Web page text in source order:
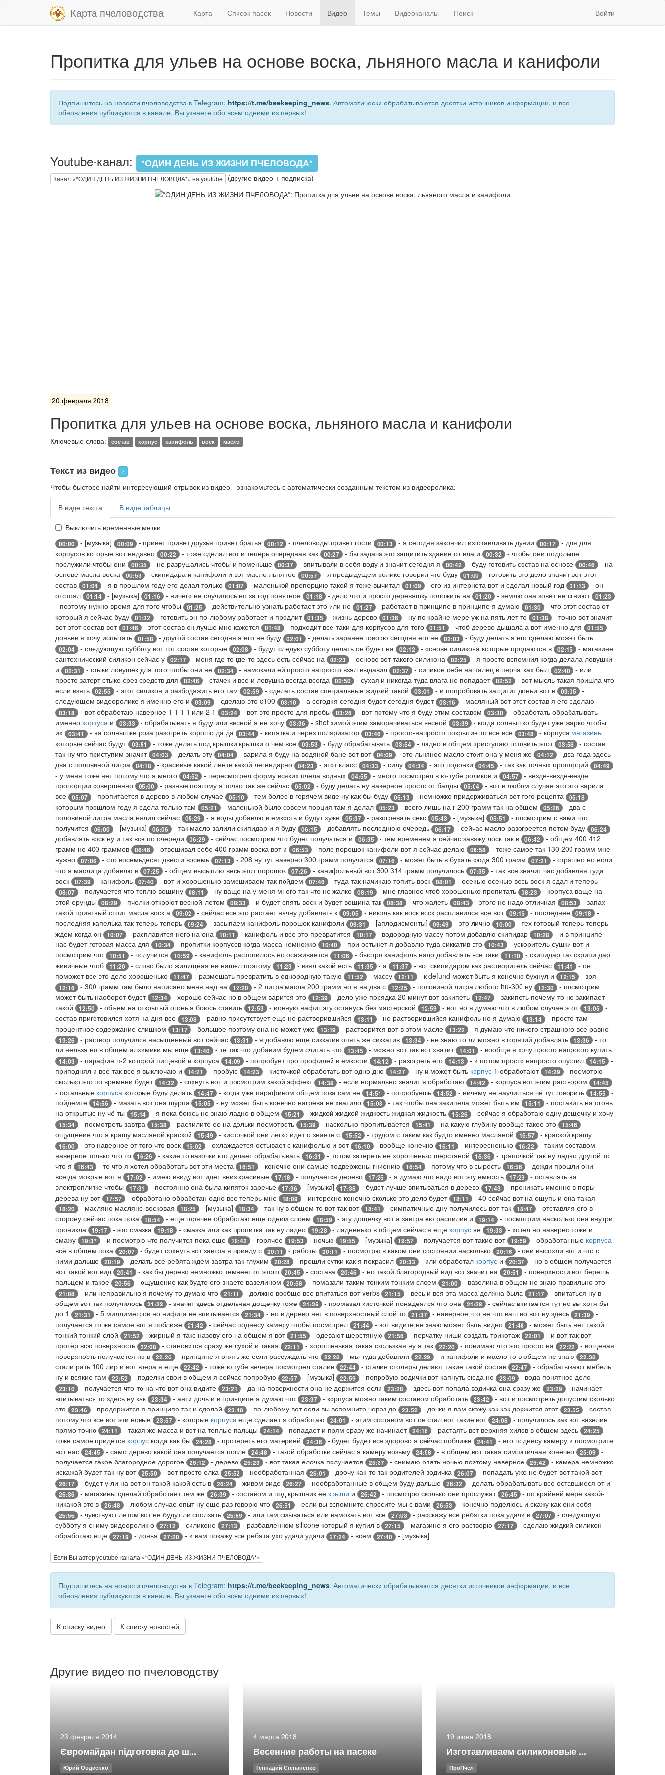
Карта пчеловодства Карта Список пасек Новости Видео Темы Видеоканалы Поиск Войти
Пропитка для ульев на основе воска, льняного масла и канифоли
Подпишитесь на новости пчеловодства в Telegram: https://t.me/beekeeping_news. Автоматически обрабатываются десятки источников информации, и все
обновления публикуются в канале. Вы узнаете обо всем одними из первых!
Youtube-канал: *ОДИН ДЕНЬ ИЗ ЖИЗНИ ПЧЕЛОВОДА*
Канал «*ОДИН ДЕНЬ ИЗ ЖИЗНИ ПЧЕЛОВОДА*» на youtube (другие видео + подписка)
20 февраля 2018
Пропитка для ульев на основе воска, льняного масла и канифоли
Ключевые слова: состав корпус канифоль воск масло
Текст из видео ?
Чтобы быстрее найти интересующий отрывок из видео - ознакомьтесь с автоматически созданным текстом из видеоролика:
В виде текста В виде таблицы
Выключить временные метки
00:00 - [музыка] 00:09 - привет привет друзья привет братья 00:12 - пчеловоды привет гости 00:13 - я сегодня закончил изготавливать дунии 00:17
- для для
корпусов которые вот недавно
00:22 - тоже сделал вот и теперь очередная как 00:27 - бы задача это защитить здание от влаги 00:32
- чтобы они подольше
послужили чтобы они
00:35 - не разрушались чтобы и поменьше 00:37 - впитывали в себя воду и значит сегодня я 00:42 - буду готовить состав на основе 00:46
- на
основе масла воска
00:53 - скипидара и канифоли и вот масло льняное 00:57 - я предыдущем ролике говорил что буду 01:00
- готовить это дело значит вот этот
состав
01:04 - я в прошлом году его делал только 01:07 - маленькой пропорцию такой я тоже вычитал 01:09 - его из интернета вот и сделал новый год 01:13
- он
отстоял
01:14 - [музыка] 01:16 - ничего не случилось но за год понятное 01:18 - дело что и просто деревяшку положить на 01:20 - землю она зовет не сгниют 01:23
- поэтому нужно время для того чтобы 01:25 - действительно узнать работает это или не 01:27 - работает в принципе в принципе я думаю 01:30
- что этот состав от
который я сейчас буду
01:32 - готовить он по-любому работает и продлит 01:35 - жизнь дерево 01:36 - ну по крайне мере уж на пять лет то 01:38
- точно вот значит
вот этот состав вот 01:46 - этот состав он лучше мне кажется 01:48 - подходит все-таки для корпусов для того 01:51 - чтоб дерево дышала а вот именно для 01:55
-
доньев я хочу испытать
01:58 - другой состав сегодня я его не буду 02:01 - делать заранее говорю сегодня его не 02:03 - буду делать я его сделаю может быть
02:04 - следующую субботу вот тот состав которые 02:08 - будут следую субботу делать он будет на 02:12 - основе силикона которые продаются в 02:15
- магазине
сантехнический силикон сейчас у
02:17 - меня где то где-то здесь есть сейчас на 02:23 - основе вот такого силикона 02:25
- я просто вспомнил когда делала ловушки
и
02:31 - стыки ловушек для того чтобы они не 02:34 - намокали ей просто напросто взял выдавил 02:37 - силикон себе на палец в перчатках был 02:40
- или
просто затерт стыке срез средств для
02:46 - стачек и все и ловушка всегда всегда 02:50 - сухая и никогда туда влага не попадает 02:52
- вот мысль такая пришла что
если взять
02:55 - этот силикон и разбодяжить его там 02:59 - сделать состав специальные жидкий такой 03:01 - и попробовать защитит доньи вот в 03:05
-
следующем видеоролике я именно его и
03:09 - сделаю это c100 03:10 - а сегодня сегодня будет сегодня будет 03:16 - масляный вот этот состав я его сделаю
03:18 - вот обработаю наверное 1 1 1 1 или 2 1 03:24 - вот это просто для пробы 03:26 - вот потому что я буду этим составом 03:30
- обработать обрабатывать
именно корпуса и 03:33 - обрабатывать я буду или весной я не хочу 03:36 - shot зимой этим заморачиваться весной 03:39
- когда солнышко будет уже жарко чтобы
их
03:41 - на солнышке роза разогреть хорошо да да 03:44 - кипятка и через поляризатор 03:46 - просто-напросто покрытие то все все 03:48 - корпуса магазины
которые сейчас будут 03:51 - тоже делать под крышки крышки о чем все 03:53 - буду обрабатывать 03:54 - ладно в общем приступаю готовить этот 03:58
- состав
так ну что приступим значит 04:03 - делать эту 04:04 - варила я буду на водяной бане вот вот 04:09 - это льняное масло стоит она у меня же 04:12
- два года здесь
два с половиной литра
04:18 - красивые какой ленте какой легендарно 04:23 - этот класс 04:33 - силу 04:34 - это подонки 04:45 - так как точных пропорций 04:49
- у меня тоже нет потому что я много 04:52 - пересмотрел форму всяких пчела водных 04:55 - много посмотрел в ю-тубе роликов и 04:57
- везде-везде-везде
пропорции совершенно
05:00 - разные поэтому я точно так же сейчас 05:02 - буду делать ну наверное просто от балды 05:04
- вот в любом случае это это варила
все
05:07 - пропитается в дерево в любом случае 05:10 - тем более в горячем виде ну как бы буду 05:13 - немножко придерживаться вот того рецепта 05:18
-
которым прошлом году я одела только там
05:21 - маленькой было совсем порция там я делал 05:23 - всего лишь на r 200 грамм так на общем 05:26
- два с
половиной литра масла налил сейчас
05:29 - я воды добавлю в емкость и будут хуже 05:37 - разогревать секс 05:43 - [музыка] 05:51
- посмотрим с вами что
получится
06:00 - [музыка] 06:06 - так масло залили скипидар и я буду 06:15 - добавлять последнюю очередь 06:17 - сейчас масло разогреется потом буду 06:24
-
добавлять воск ну и так все по очереди
06:29 - сейчас посмотрим что будет получаться и 06:35 - тем временем я сейчас завяжу лоск так в 06:42
- общем 400 412
грамм но 400 граммов
06:46 - отвешивал себе 400 грамм воска вот и 06:53 - поле порошок канифоли вот я сейчас делаю 06:58
- тоже самое так 130 200 грамм мне
нужно
07:06 - сто восемьдесят двести восемь 07:13 - 208 ну тут наверно 300 грамм получится 07:16 - может быть в бухать сюда 300 грамм 07:21
- страшно но если
что я маслица добавлю в
07:25 - общем высыплю весь этот порошок 07:26 - канифольный вот 300 314 грамм получилось 07:35
- так все значит час добавляя туда
воск
07:39 - канифоль 07:40 - вот и хорошенько замешиваем так пойдем 07:46 - туда так начинаю топить воск 08:01 - осенью осенью весь воск я сдал и теперь
08:07 - получается что топлю вощину 08:11 - ну ваще на у меня много так что не жалко 08:19 - мне главное чтоб хорошенько пропитать 08:23
- корпуса ваще на
этой ерунды
08:29 - пчелки откроют весной-летом 08:33 - и будет опять воск и будет вощина так 08:38 - что жалеть 08:43 - этого не надо отличная 08:53
- запах
такой приятный стоит масла воск а
09:02 - сейчас все это растает начну добавлять к 09:05 - николь как воск воск расплавился все вот 09:16 - последнее 09:18
-
последняя капелька так теперь теперь
09:24 - засыпаем канифоль порошок канифоли 09:31 - [аплодисменты] 09:49 - это лично 10:00
- тех готовый теперь теперь
ждем когда он
10:07 - расплавится него на она 10:11 - канифоль и все это превратится 10:17 - водородную массу потом добавлю скипидар 10:28
- и в принципе
нас будет готовая масса для
10:34 - пропитки корпусов когда масса немножко 10:40 - при остынет я добавлю туда сиккатив это 10:43
- ускоритель сушки вот и
посмотрим что
10:51 - получится 10:59 - канифоль растопилось но осаживается 11:06 - быстро канифоль надо добавлять все таки 11:10
- скипидар так скрипи дар
живичные чтоб
11:20 - слово было жилищная не нашел поэтому 11:23 - взял какой есть 11:35 - а 11:37 - вот скипидаром как растворитель сейчас 11:41
- он
поможет все это дело хорошенько
11:47 - размешать превратить в однородную такую 11:52 - массу 12:11 - к defund может быть я конечно бухнул и 12:15 - зря
12:16 - 300 грамм там было написано меня над на 12:20 - 2 литра масла 200 грамм но я на два с 12:25 - половиной литра любого hu-300 ну 12:30
- посмотрим
может быть наоборот будет 12:34 - хорошо сейчас но в общем варится это 12:39 - дело уже порядка 20 минут вот закипеть 12:47
- закипеть почему-то не закипает
такой
12:50 - объем на открытый огонь я боюсь ставить 12:53 - ионную нафиг эту останусь без мастерской 12:59 - вот но я думаю что в любом случае этот 13:05
-
состав приготовился хотя на дня все
13:08 - равно присутствует еще не растворившийся 13:11 - не растворившийся канифоль но я думаю 13:14
- просто там
процентное содержание слишком
13:17 - большое поэтому она не может уже 13:19 - растворится вот в этом масле 13:22 - я думаю что ничего страшного все равно
13:26 - раствор получился насыщенный вот сейчас 13:31 - я добавлю еще сиккатив опять же сиккатив 13:34 - не знаю то ли можно в горячий добавлять 13:36
- то
ли нельзя но в общем алхимики мы еще
13:40 - те так что добавим будем считать что 13:45 - можно вот так вот хватит 14:01 - вообще я хочу просто напросто купить
14:03 - парафин п-2 которой пищевой и корпуса 14:09 - попробует про профилей в емкости 14:12 - разогреть его 14:13 - и потом просто напросто опустил 14:15
-
приподнял и все так все я выключаю и
14:21 - пробую 14:23 - кисточкой обработать вот одно дно 14:27 - ну и может быть корпус 1 обработают 14:29
- посмотрю
сколько это по времени будет 14:32 - сохнуть вот и посмотрим какой эффект 14:38 - если нормально значит я обработаю 14:42 - корпуса вот этим раствором 14:45
- остальные корпуса которые буду делать 14:47 - когда уже парафином общем пока сам не 14:51 - попробуешь 14:52 - ничему не научишься чё тут говорить 14:55
-
пойдемте
14:56 - мазать вот она шурпа 15:05 - ну может быть конечно нагрева не хватило 15:08 - так чтобы она закипела может быть им 15:11
- поставить на огонь
на открытые ну чё ты
15:14 - я пока боюсь не знаю ладно в общем 15:21 - жидкой жидкой жидкость жидкая жидкость 15:26 - сейчас я обработаю одну дощечку и хочу
15:34 - посмотреть завтра 15:38 - распилите ее на дольки посмотреть 15:39 - насколько пропитывается 15:41 - на какую глубину вообще такое это 15:46
-
ощущение что я крашу масляной краской
15:49 - кисточкой они легко идет о знаете с 15:52 - трудом с таким как будто именно масляной 15:57 - краской крашу
16:00 - это наверное от того что воск 16:02 - охлаждается остывает с канифолью и вот 16:10 - вообще конечно 16:11 - интересненько 16:22
- таким составом
наверное только что то
16:26 - какие то вазочки кто делает обрабатывать 16:31 - потом затереть ее хорошенько шерстяной 16:36
- тряпочкой так ну ладно другой то
что я
16:43 - то что я хотел обработать вот эти места 16:51 - конечно они самые подвержены гниению 16:54 - потому что в сырость 16:56
- дожди прошли они
всегда мокрые вот я
17:02 - имею ввиду вот идет вниз красивые 17:18 - получается дерево 17:25 - я думаю что надо вот эту емкость 17:29
- оставлять на
электроплитке чтобы
17:31 - постоянно она была кипяток заречье 17:36 - [музыка] 17:38 - будет лучше впитываться в дерево 17:43
- проникать именно в поры
дерева ну вот 17:57 - обработано обработан одно все теперь мне 18:09 - интересно конечно сколько это дело будет 18:11 - 40 сейчас вот на ощупь и она такая
18:20 - масляно масляно-восковая 18:25 - [музыка] 18:34 - так ну в общем то вот так вот 18:41 - симпатичные дну получилось вот так 18:47
- отставляя его в
сторону сейчас пока пока
18:54 - еще горячее обработаю еще одним слоем 18:59 - эту дощечку вот а завтра ею распилив и 19:14
- посмотрим насколько она внутри
проникла
19:17 - это смазка 19:18 - смазка или как пропитка так ну ладно 19:28 - ладненько в общем сейчас я еще корпус не 19:33
- хотел но наверно тоже и
смажу
19:37 - и посмотрю что получится пока еще 19:42 - горячее 19:53 - ночью 19:55 - [музыка] 19:57 - получается вот такие вот 19:59 - обработанные корпуса
всё в общем пока
20:07 - будет сохнуть вот завтра я приеду с 20:11 - работы 20:11 - посмотрю в каком они состоянии насколько 20:16
- они высохли вот и что с
ними дальше
20:19 - делать все ребята ждем завтра так глухим 20:28 - прошли сутки как я покрасил 20:33 - или обработал корпус и 20:37
- но в общем получается
вот такой вот вид
20:41 - как бы дерево немножко темнеет от этого 20:45 - состава 20:46 - но такой благородный вид вот значит на 20:51
- поверхности вот берешь
пальцем и такое
20:56 - ощущение как будто его знаете вазелином 20:58 - помазали таким тонким тонким слоем 21:00 - вазелина в общем не знаю правильно это
21:08 - или неправильно я почему-то думаю что 21:11 - должно вообще все впитаться вот verbs 21:15 - весь и вся эта масса должна была 21:17
- впитаться ну в
общем вот так получилось
21:23 - значит здесь отдельная дощечку тоже 21:25 - промазал кисточкой понадеялся что она 21:28
- сейчас впитается тут но вы хотя бы
до 1
21:31 - 5 миллиметров но нифига не впитывается 21:34 - но в дерево нет в поверхностный слой то 21:37 - наверное что не что ваш но вот ну здесь 21:39
-
получается то же самое вот я поближе
21:42 - сейчас поднесу камеру чтобы посмотрел 21:44 - вот видите не знаю может быть видно 21:48
- может быть нет такой
тонкий тонкий слой
21:52 - жирный я такс назову его на общем я вот 21:55 - одевают шерстяную 21:56 - перчатку ниши создать трикотаж 22:01
- и вот так вот
протёр всю поверхность
22:08 - становится сразу же сухой и такая 22:11 - хорошенькая такая скользкая ну я так 22:20 - понимаю что это просто на 22:22
- вощеная
поверхность получается но в
22:26 - принципе я опять же если рассуждать что 22:28 - мы туда добавили 22:29 - и канифоли и масло то в общем не знаю 22:38
-
стали рать 100 лир и вот вчера я еще
22:42 - тоже ю тубе вечера посмотрел сталин 22:44 - сталин столяры делают такие такой состав 22:47
- обрабатывают мебель
ну и всякие там
22:52 - поделки свои в общем я сейчас попробую 22:57 - [музыка] 22:59 - попробую водички вот капнуть сюда но 23:09 - вода понятное дело
23:10 - получается что-то на что вот она видите 23:21 - да на поверхности она не держится если 23:28 - здесь вот попала водичка она сразу же 23:29
- начинает
впитываться то здесь ну как
23:34 - анти дочь и в принципе я думаю что 23:37 - корпуса можно таким составом обработать 23:42
- вот и посмотреть допустим сколько
это
23:46 - продержится я принципе так и сделай 23:48 - по-любому вот если вы вспомните через до 23:52 - дочки я вам скажу как как держится этот 23:55
- состав
потому что все вот эти новые
23:57 - которые корпуса еще сделает я обработаю 24:01 - этим составом вот он стал вот такие вот 24:08
- получилось как вот вазелин
прямо точно
24:11 - такая же масса и вот на теплые пальцы 24:14 - попадает и прям сразу же начинает 24:16 - растаять вот верхняя хилов в общем здесь 24:25
-
тоже самое придётся корпус когда как бы 24:28 - протереть его материей 24:36 - будет будет все здорово я сейчас поближе 24:41
- его поднесу камеру и посмотрите
вот нас
24:45 - само дерево какой она получается после 24:48 - такой обработки сейчас я камеру возьму 24:58 - в общем вот такая симпатичная конечно 25:09
-
получается такое благородное дорогое
25:12 - дерево 25:23 - вот такая елочка получается 25:37 - снимаю опять ночью поэтому наверное 25:42
- камера немножко
искажай будет так ну вот 25:50 - вот просто елка 25:52 - необработанная 26:01 - дрочу как-то так родителей водичка 26:07 - попадать уже не будет вот такой вот
26:17 - будет у ли на вот он такой какой есть в 26:24 - живом виде 26:27 - необработанные в общем буду дальше 26:32 - делать обрабатывать все оставшиеся от и
26:36 - магазины сделай обработает тем же 26:39 - составом и под крышник ее крыши и 26:42 - посмотрю сколько они прослужат 26:45
- по крайней мере какой-
никакой это в
26:48 - любом случае опыт ну еще раз говорю что 26:51 - если вы вспомните спросите мы с вами 26:53 - конечно поделюсь и скажу как они себя
26:56 - чувствуют летом вот не будут ли сползать 26:59 - или там смываться или намокать вот все 27:03 - расскажу все ребятки пока удачи в 27:07
- следующую
субботу я сниму видеоролик о
27:12 - силиконе 27:13 - разбавленном silicone который я купил в 27:15 - магазине я его растворю 27:17
- сделаю жидкий силикон
обработаю еще
27:19 - донья 27:20 - и вам покажу все ребята ухо удачи удачи 27:24 - всем 27:40 - [музыка]
Если Вы автор youtube-канала «*ОДИН ДЕНЬ ИЗ ЖИЗНИ ПЧЕЛОВОДА*»
Подпишитесь на новости пчеловодства в Telegram: https://t.me/beekeeping_news. Автоматически обрабатываются десятки источников информации, и все
обновления публикуются в канале. Вы узнаете обо всем одними из первых!
К списку видео К списку новостей
Другие видео по пчеловодству
23 февраля 2014
Євромайдан підготовка до ш...
Юрий Овдиенко
4 марта 2018
Весенние работы на пасеке
Геннадий Степаненко
19 июня 2018
Изготавливаем силиконовые ...
ПроПчел